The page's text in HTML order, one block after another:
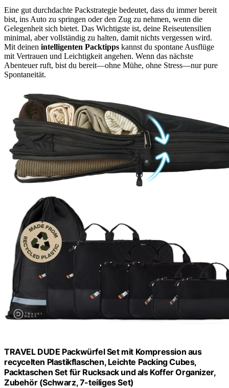
Eine gut durchdachte Packstrategie bedeutet, dass du immer bereit
bist, ins Auto zu springen oder den Zug zu nehmen, wenn die
Gelegenheit sich bietet. Das Wichtigste ist, deine Reiseutensilien
minimal, aber vollständig zu halten, damit nichts vergessen wird.
Mit deinen intelligenten Packtipps kannst du spontane Ausflüge
mit Vertrauen und Leichtigkeit angehen. Wenn das nächste
Abenteuer ruft, bist du bereit—ohne Mühe, ohne Stress—nur pure
Spontaneität.
TRAVEL DUDE Packwürfel Set mit Kompression aus
recycelten Plastikflaschen, Leichte Packing Cubes,
Packtaschen Set für Rucksack und als Koffer Organizer,
Zubehör (Schwarz, 7-teiliges Set)